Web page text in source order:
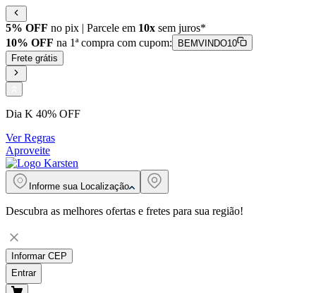
5% OFF no pix | Parcele em 10x sem juros*
10% OFF na 1ª compra com cupom:
BEMVINDO10
Frete grátis
Dia K 40% OFF
Ver Regras
Aproveite
Informe sua Localização
Descubra as melhores ofertas e fretes para sua região!
Informar CEP
Entrar